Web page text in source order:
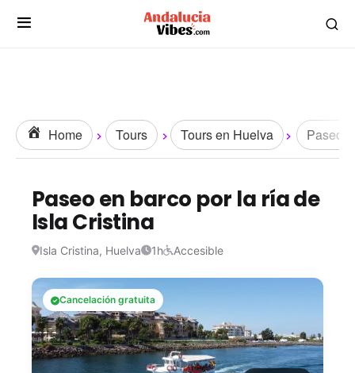
Home Tours Tours en Huelva Paseos
Paseo en barco por la ría de
Isla Cristina
Isla Cristina, Huelva 1h Accesible
Cancelación gratuita